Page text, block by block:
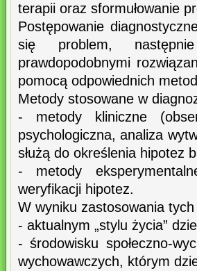
terapii oraz sformułowanie
Postępowanie
się problem,
prawdopodobnymi
pomocą odpowiednich
Metody stosowane w
- metody kliniczne
psychologiczna, analiza
służą do określenia hipotez
- metody
weryfikacji hipotez.
W wyniku zastosowania
- aktualnym „stylu życia”
- środowisku społeczno-
wychowawczych, którym